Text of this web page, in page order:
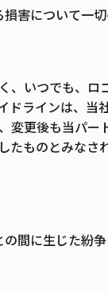
害について一切
、いつでも、ロ
ドラインは、当
変更後も当パー
ものとみなされ
間に生じた紛